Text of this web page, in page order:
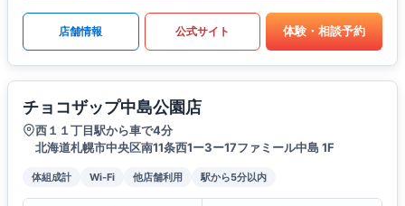
店舗情報 公式サイト 体験・相談予約
チョコザップ中島公園店
西１１丁目駅から車で4分
北海道札幌市中央区南11条西1ー3ー17ファミール中島 1F
体組成計 Wi-Fi 他店舗利用 駅から5分以内